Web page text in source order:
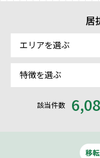
居
エリアを選ぶ
特徴を選ぶ
該当件数